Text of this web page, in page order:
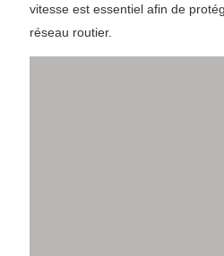
vitesse est essentiel afin de
réseau routier.